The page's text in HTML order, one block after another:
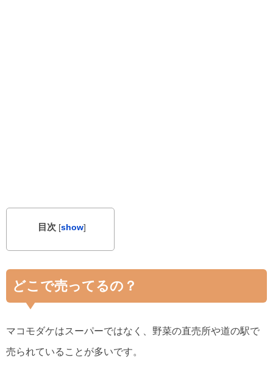
目次 [show]
どこで売ってるの？
マコモダケはスーパーではなく、野菜の直売所や道の駅で
売られていることが多いです。